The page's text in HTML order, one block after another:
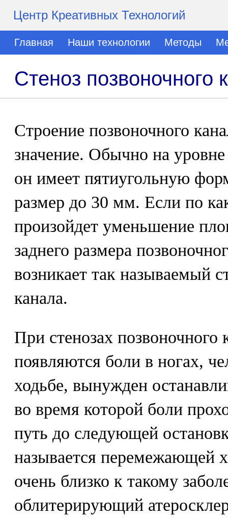
Центр Креативных Технологий
Главная Наши технологии Методы
Стеноз позвоночного
Строение позвоночного
значение. Обычно на
он имеет пятиугольную
размер до 30 мм. Если по
произойдет уменьшение
заднего размера
возникает так называемый
канала.
При стенозах
появляются боли в ногах,
ходьбе, вынужден
во время которой боли
путь до следующей
называется перемежающей
очень близко к такому
облитерирующий